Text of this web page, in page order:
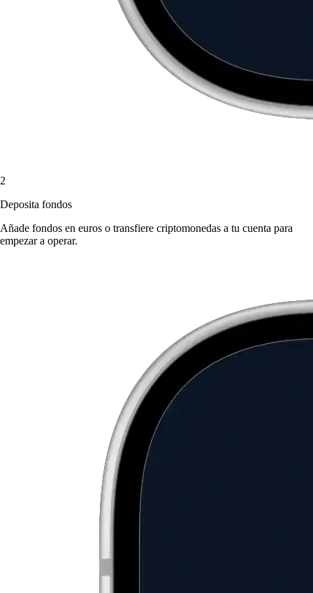
2
Deposita fondos
Añade fondos en euros o transfiere criptomonedas a tu cuenta para
empezar a operar.